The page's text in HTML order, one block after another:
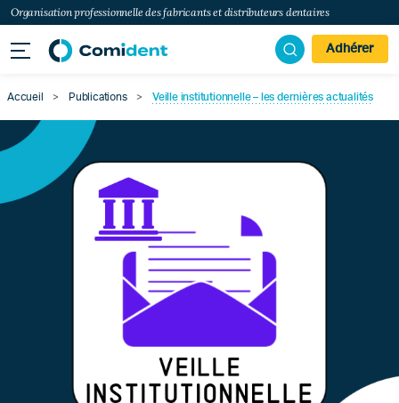
Organisation professionnelle des fabricants et distributeurs dentaires
Adhérer
Accueil > Publications > Veille institutionnelle – les dernières actualités